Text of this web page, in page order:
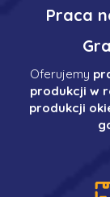
Praca
Oferujemy
produkcji w
produkcji